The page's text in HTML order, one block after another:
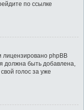
по ссылке
лицензировано phpBB
должна быть добавлена,
голос за уже